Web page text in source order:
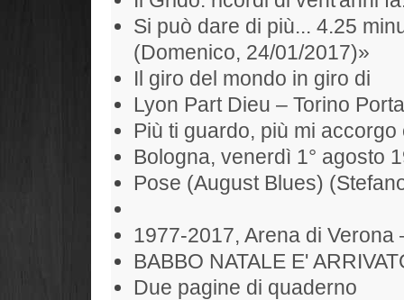
Si può dare di più... 4.25
(Domenico, 24/01/2017)»
Il giro del mondo in giro di
Lyon Part Dieu – Torino
Più ti guardo, più mi accorgo
Bologna, venerdì 1° agosto
Pose (August Blues)
1977-2017, Arena di
BABBO NATALE E'
Due pagine di quaderno